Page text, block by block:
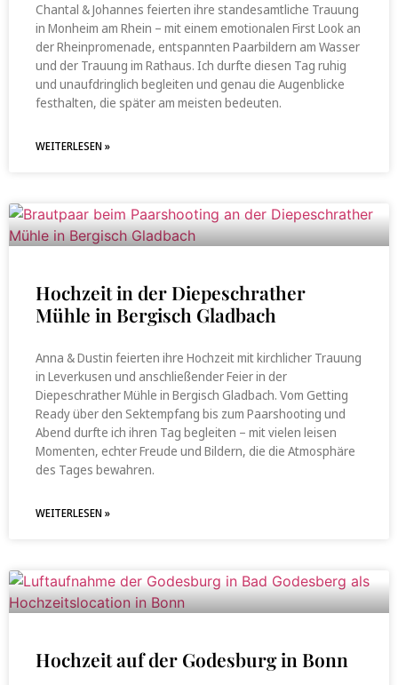
Chantal & Johannes feierten ihre standesamtliche Trauung
in Monheim am Rhein – mit einem emotionalen First Look an
der Rheinpromenade, entspannten Paarbildern am Wasser
und der Trauung im Rathaus. Ich durfte diesen Tag ruhig
und unaufdringlich begleiten und genau die Augenblicke
festhalten, die später am meisten bedeuten.
WEITERLESEN »
Hochzeit in der Diepeschrather
Mühle in Bergisch Gladbach
Anna & Dustin feierten ihre Hochzeit mit kirchlicher Trauung
in Leverkusen und anschließender Feier in der
Diepeschrather Mühle in Bergisch Gladbach. Vom Getting
Ready über den Sektempfang bis zum Paarshooting und
Abend durfte ich ihren Tag begleiten – mit vielen leisen
Momenten, echter Freude und Bildern, die die Atmosphäre
des Tages bewahren.
WEITERLESEN »
Hochzeit auf der Godesburg in Bonn